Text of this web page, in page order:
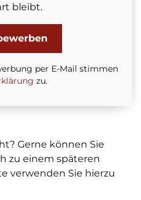
bleibt.
per E-Mail stimmen
zu.
Gerne können Sie
zu einem späteren
verwenden Sie hierzu